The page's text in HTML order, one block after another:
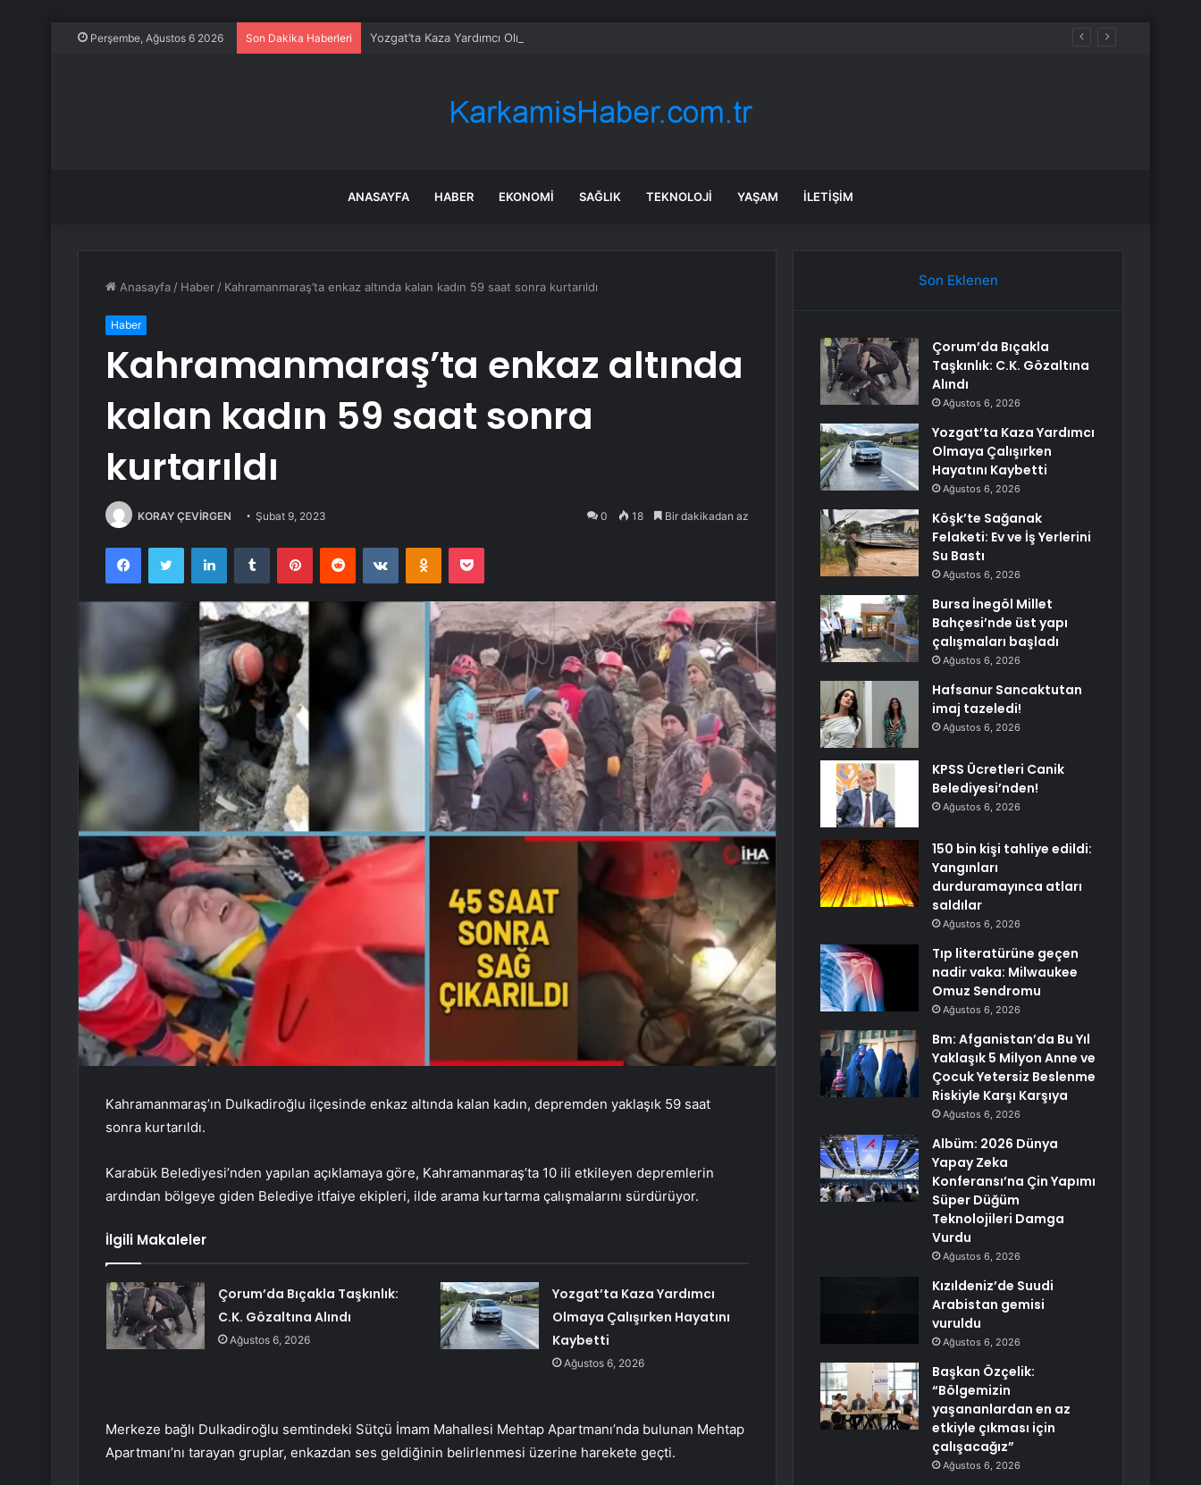
Perşembe, Ağustos 6 2026 Son Dakika Haberleri Yozgat’ta Kaza Yardımcı Olmaya Çalışırken Hayatını Kaybetti
ANASAYFA HABER EKONOMI SAĞLIK TEKNOLOJI YAŞAM İLETIŞIM
Anasayfa / Haber / Kahramanmaraş’ta enkaz altında kalan kadın 59 saat sonra kurtarıldı
Haber
Kahramanmaraş’ta enkaz altında
kalan kadın 59 saat sonra
kurtarıldı
KORAY ÇEVİRGEN Şubat 9, 2023 0 18 Bir dakikadan az
FacebookTwitter LinkedInTumblr PinterestReddit VKontakteOdnoklassniki
Pocket
Kahramanmaraş’ın Dulkadiroğlu ilçesinde enkaz altında kalan kadın, depremden yaklaşık 59 saat
sonra kurtarıldı.
Karabük Belediyesi’nden yapılan açıklamaya göre, Kahramanmaraş’ta 10 ili etkileyen depremlerin
ardından bölgeye giden Belediye itfaiye ekipleri, ilde arama kurtarma çalışmalarını sürdürüyor.
İlgili Makaleler
Çorum’da Bıçakla Taşkınlık:
C.K. Gözaltına Alındı
Ağustos 6, 2026
Yozgat’ta Kaza Yardımcı
Olmaya Çalışırken Hayatını
Kaybetti
Ağustos 6, 2026
Merkeze bağlı Dulkadiroğlu semtindeki Sütçü İmam Mahallesi Mehtap Apartmanı’nda bulunan Mehtap
Apartmanı’nı tarayan gruplar, enkazdan ses geldiğinin belirlenmesi üzerine harekete geçti.
Son Eklenen
Çorum’da Bıçakla
Taşkınlık: C.K. Gözaltına
Alındı
Ağustos 6, 2026
Yozgat’ta Kaza Yardımcı
Olmaya Çalışırken
Hayatını Kaybetti
Ağustos 6, 2026
Köşk’te Sağanak
Felaketi: Ev ve İş Yerlerini
Su Bastı
Ağustos 6, 2026
Bursa İnegöl Millet
Bahçesi’nde üst yapı
çalışmaları başladı
Ağustos 6, 2026
Hafsanur Sancaktutan
imaj tazeledi!
Ağustos 6, 2026
KPSS Ücretleri Canik
Belediyesi’nden!
Ağustos 6, 2026
150 bin kişi tahliye edildi:
Yangınları
durduramayınca atları
saldılar
Ağustos 6, 2026
Tıp literatürüne geçen
nadir vaka: Milwaukee
Omuz Sendromu
Ağustos 6, 2026
Bm: Afganistan’da Bu Yıl
Yaklaşık 5 Milyon Anne ve
Çocuk Yetersiz Beslenme
Riskiyle Karşı Karşıya
Ağustos 6, 2026
Albüm: 2026 Dünya
Yapay Zeka
Konferansı’na Çin Yapımı
Süper Düğüm
Teknolojileri Damga
Vurdu
Ağustos 6, 2026
Kızıldeniz’de Suudi
Arabistan gemisi
vuruldu
Ağustos 6, 2026
Başkan Özçelik:
“Bölgemizin
yaşananlardan en az
etkiyle çıkması için
çalışacağız”
Ağustos 6, 2026